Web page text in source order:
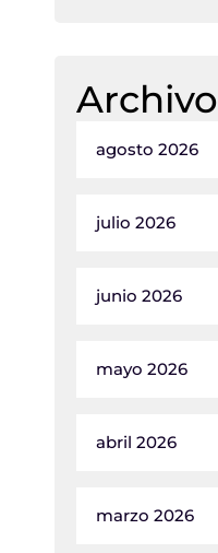
Archivo
agosto 2026
julio 2026
junio 2026
mayo 2026
abril 2026
marzo 2026